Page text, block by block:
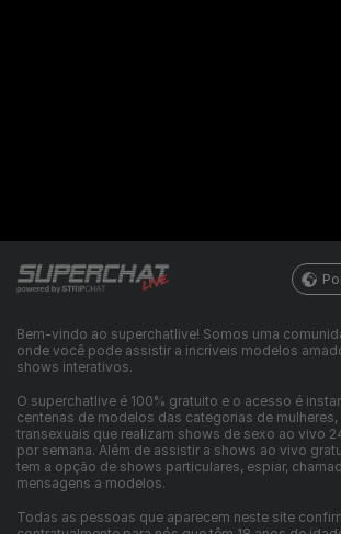
Bem-vindo ao superchatlive! Somos uma
onde você pode assistir a incríveis modelos
shows interativos.
O superchatlive é 100% gratuito e o acesso é
centenas de modelos das categorias de
transexuais que realizam shows de sexo ao vivo
por semana. Além de assistir a shows ao vivo
tem a opção de shows particulares, espiar,
mensagens a modelos.
Todas as pessoas que aparecem neste site